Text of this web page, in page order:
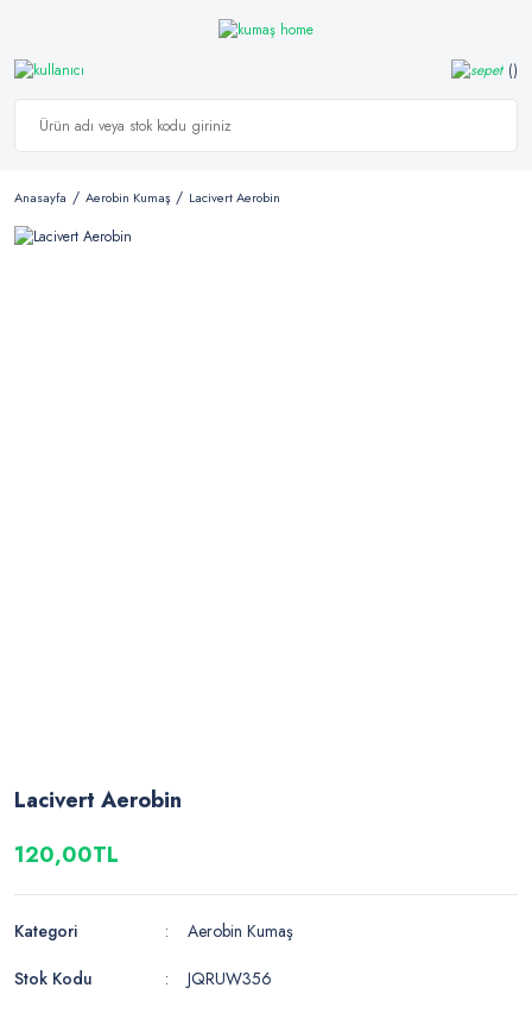
Anasayfa Aerobin Kumaş Lacivert Aerobin
Lacivert Aerobin
120,00TL
Kategori
Aerobin Kumaş
Stok Kodu
JQRUW356